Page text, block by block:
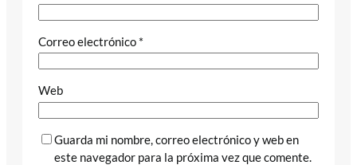
Correo electrónico *
Web
Guarda mi nombre, correo electrónico y web en
este navegador para la próxima vez que comente.